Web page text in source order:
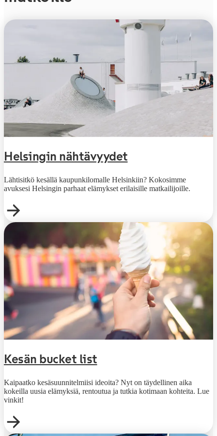
Helsingin nähtävyydet
Lähtisitkö kesällä kaupunkilomalle Helsinkiin? Kokosimme
avuksesi Helsingin parhaat elämykset erilaisille matkailijoille.
Kesän bucket list
Kaipaatko kesäsuunnitelmiisi ideoita? Nyt on täydellinen aika
kokeilla uusia elämyksiä, rentoutua ja tutkia kotimaan kohteita. Lue
vinkit!